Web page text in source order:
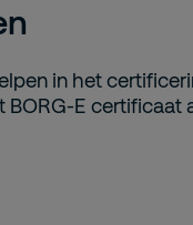
in het
E certificaat